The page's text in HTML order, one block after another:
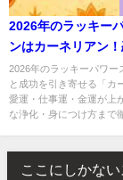
2026年のラッキー
ンはカーネリアン！
運が急上昇する理由
2026年のラッキーパワー
と成功を引き寄せる「カ
愛運・仕事運・金運が上
な浄化・身につけ方まで徹
ここにしかな